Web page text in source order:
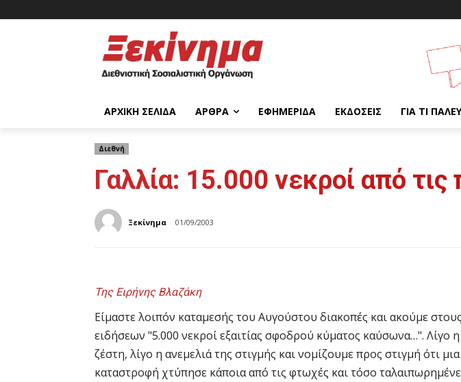
ΑΡΧΙΚΉ ΣΕΛΊΔΑ ΆΡΘΡΑ ΕΦΗΜΕΡΊΔΑ ΕΚΔΌΣΕΙΣ ΓΙΑ ΤΙ
Διεθνή
Γαλλία: 15.000 νεκροί από τις
Ξεκίνημα 01/09/2003
Της Ειρήνης Βλαζάκη
Είμαστε λοιπόν καταμεσής του Αυγούστου διακοπές και ακούμε
ειδήσεων "5.000 νεκροί εξαιτίας σφοδρού κύματος καύσωνα…". Λίγο
ζέστη, λίγο η ανεμελιά της στιγμής και νομίζουμε προς στιγμή ότι
καταστροφή χτύπησε κάποια από τις φτωχές και τόσο